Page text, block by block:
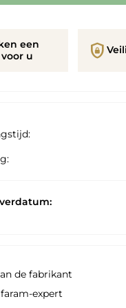
een
u
shield_lock
de fabrikant
expert